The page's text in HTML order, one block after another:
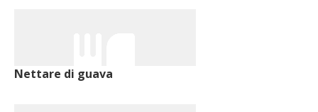
Nettare di guava